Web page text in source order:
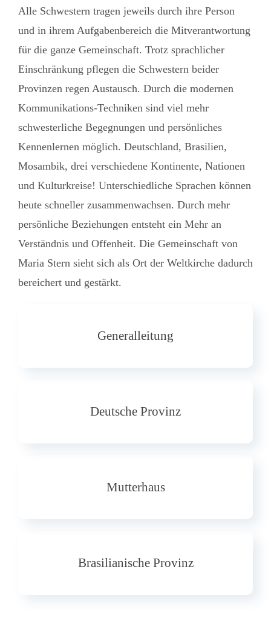
Alle Schwestern tragen jeweils durch ihre Person
und in ihrem Aufgabenbereich die Mitverantwortung
für die ganze Gemeinschaft. Trotz sprachlicher
Einschränkung pflegen die Schwestern beider
Provinzen regen Austausch. Durch die modernen
Kommunikations-Techniken sind viel mehr
schwesterliche Begegnungen und persönliches
Kennenlernen möglich. Deutschland, Brasilien,
Mosambik, drei verschiedene Kontinente, Nationen
und Kulturkreise! Unterschiedliche Sprachen können
heute schneller zusammenwachsen. Durch mehr
persönliche Beziehungen entsteht ein Mehr an
Verständnis und Offenheit. Die Gemeinschaft von
Maria Stern sieht sich als Ort der Weltkirche dadurch
bereichert und gestärkt.
Generalleitung
Deutsche Provinz
Mutterhaus
Brasilianische Provinz